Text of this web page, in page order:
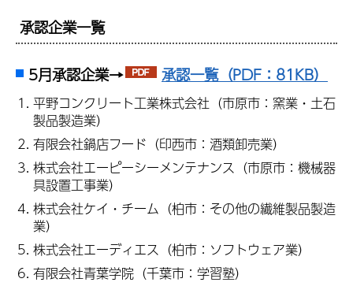
承認企業一覧
5月承認企業→ 承認一覧（PDF：81KB）
平野コンクリート工業株式会社（市原市：窯業・土石
製品製造業）
有限会社鍋店フード（印西市：酒類卸売業）
株式会社エーピーシーメンテナンス（市原市：機械器
具設置工事業）
株式会社ケイ・チーム（柏市：その他の繊維製品製造
業）
株式会社エーディエス（柏市：ソフトウェア業）
有限会社青葉学院（千葉市：学習塾）